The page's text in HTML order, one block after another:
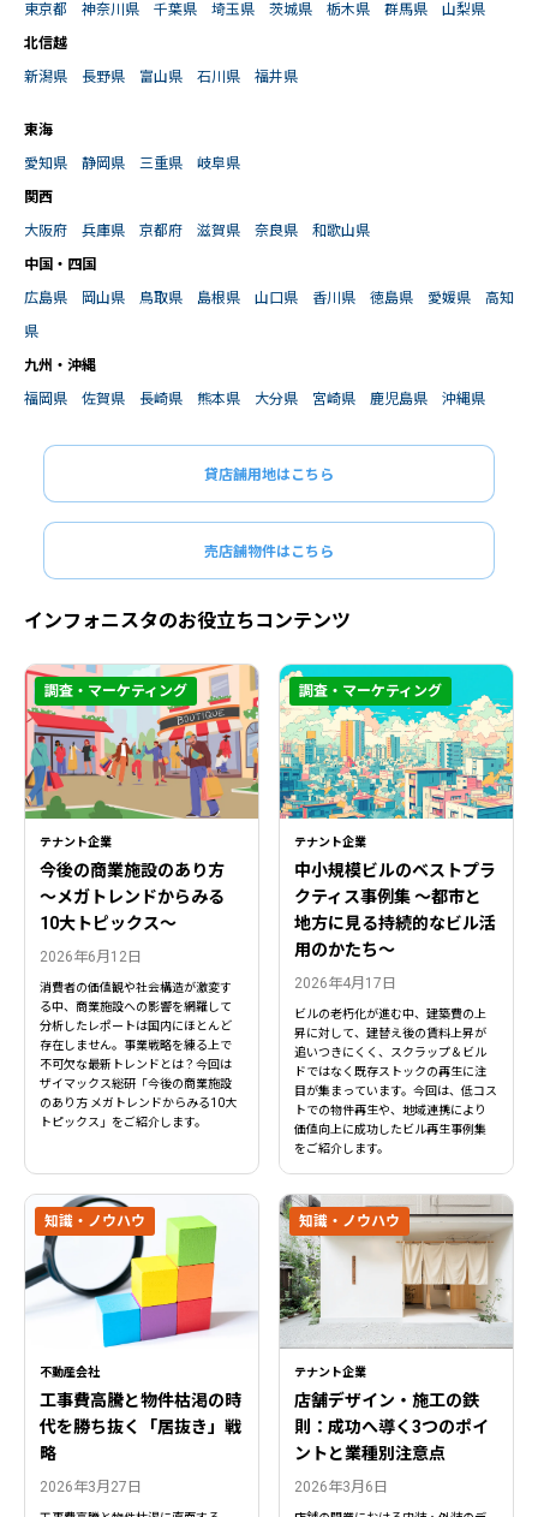
東京都
神奈川県 千葉県 埼玉県 茨城県 栃木県 群馬県
山梨県
北信越
新潟県
長野県 富山県 石川県 福井県
東海
愛知県
静岡県 三重県
岐阜県
関西
大阪府
兵庫県 京都府 滋賀県 奈良県
和歌山県
中国・四国
広島県
岡山県 鳥取県 島根県 山口県 香川県 徳島県 愛媛県
高知
県
九州・沖縄
福岡県
佐賀県 長崎県 熊本県 大分県 宮崎県 鹿児島県 沖縄県
貸店舗用地はこちら
売店舗物件はこちら
インフォニスタのお役立ちコンテンツ
テナント企業
今後の商業施設のあり方
〜メガトレンドからみる
10大トピックス〜
2026年6月12日
消費者の価値観や社会構造が激変す
る中、商業施設への影響を網羅して
分析したレポートは国内にほとんど
存在しません。事業戦略を練る上で
不可欠な最新トレンドとは？今回は
ザイマックス総研「今後の商業施設
のあり方 メガトレンドからみる10大
トピックス」をご紹介します。
調査・マーケティング
テナント企業
中小規模ビルのベストプラ
クティス事例集 ～都市と
地方に見る持続的なビル活
用のかたち～
2026年4月17日
ビルの老朽化が進む中、建築費の上
昇に対して、建替え後の賃料上昇が
追いつきにくく、スクラップ＆ビル
ドではなく既存ストックの再生に注
目が集まっています。今回は、低コス
トでの物件再生や、地域連携により
価値向上に成功したビル再生事例集
をご紹介します。
調査・マーケティング
不動産会社
工事費高騰と物件枯渇の時
代を勝ち抜く「居抜き」戦
略
2026年3月27日
知識・ノウハウ
テナント企業
店舗デザイン・施工の鉄
則：成功へ導く3つのポイ
ントと業種別注意点
2026年3月6日
知識・ノウハウ